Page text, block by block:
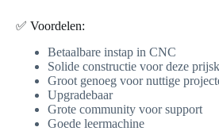
✅ Voordelen:
Betaalbare instap in CNC
Solide constructie voor deze
Groot genoeg voor nuttige
Upgradebaar
Grote community voor support
Goede leermachine